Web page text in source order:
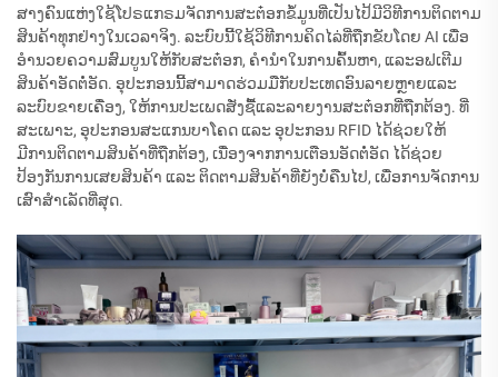
ສາງຄົນແຫ່ງໃຊ້ໂປຣແກຣມຈັດການສະຕ໋ອກຂໍ້ມູນທີ່ເປັນໄປ້ມີວິທີການຕິດຕາມ
ສິນຄ້າທຸກຢ່າງໃນເວລາຈິງ. ລະບົບນີ້ໃຊ້ວິທີການຄິດໄລ່ທີ່ຖືກຂັບໂດຍ AI ເພື່ອ
ອຳນວຍຄວາມສົມບູນໃຫ້ກັບສະຕ໋ອກ, ຄໍານຳໃນການຄົ້ນຫາ, ແລະອຟເຕີມ
ສິນຄ້າອັດຕໍ່ອັດ. ອຸປະກອນນີ້ສາມາດຮ່ວມມືກັບປະເທດອົນລາຍຫຼາຍແລະ
ລະບົບຂາຍເຄື່ອງ, ໃຫ້ການປະເພດສັ່ງຊື້ແລະລາຍງານສະຕ໋ອກທີ່ຖືກຕ້ອງ. ທີ່
ສະເພາະ, ອຸປະກອນສະແກນບາໂຄດ ແລະ ອຸປະກອນ RFID ໄດ້ຊ່ວຍໃຫ້
ມີການຕິດຕາມສິນຄ້າທີ່ຖືກຕ້ອງ, ເນື່ອງຈາກການເຕືອນອັດຕໍ່ອັດ ໄດ້ຊ່ວຍ
ປ້ອງກັນການເສຍສິນຄ້າ ແລະ ຕິດຕາມສິນຄ້າທີ່ຍັງບໍ່ຄືນໄປ, ເພື່ອການຈັດການ
ເສົາສຳເລັດທີ່ສຸດ.